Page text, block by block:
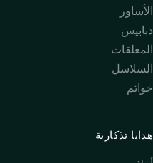
الأساور
دبابيس
المعلقات
السلاسل
خواتم
هدايا تذكارية